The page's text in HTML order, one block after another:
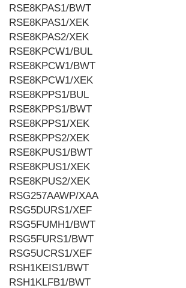
RSE8KPAS1/BWT
RSE8KPAS1/XEK
RSE8KPAS2/XEK
RSE8KPCW1/BUL
RSE8KPCW1/BWT
RSE8KPCW1/XEK
RSE8KPPS1/BUL
RSE8KPPS1/BWT
RSE8KPPS1/XEK
RSE8KPPS2/XEK
RSE8KPUS1/BWT
RSE8KPUS1/XEK
RSE8KPUS2/XEK
RSG257AAWP/XAA
RSG5DURS1/XEF
RSG5FUMH1/BWT
RSG5FURS1/BWT
RSG5UCRS1/XEF
RSH1KEIS1/BWT
RSH1KLFB1/BWT